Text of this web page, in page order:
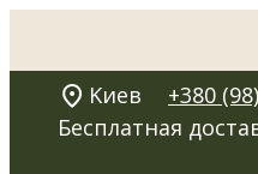
Kиев
+380
Бесплатная